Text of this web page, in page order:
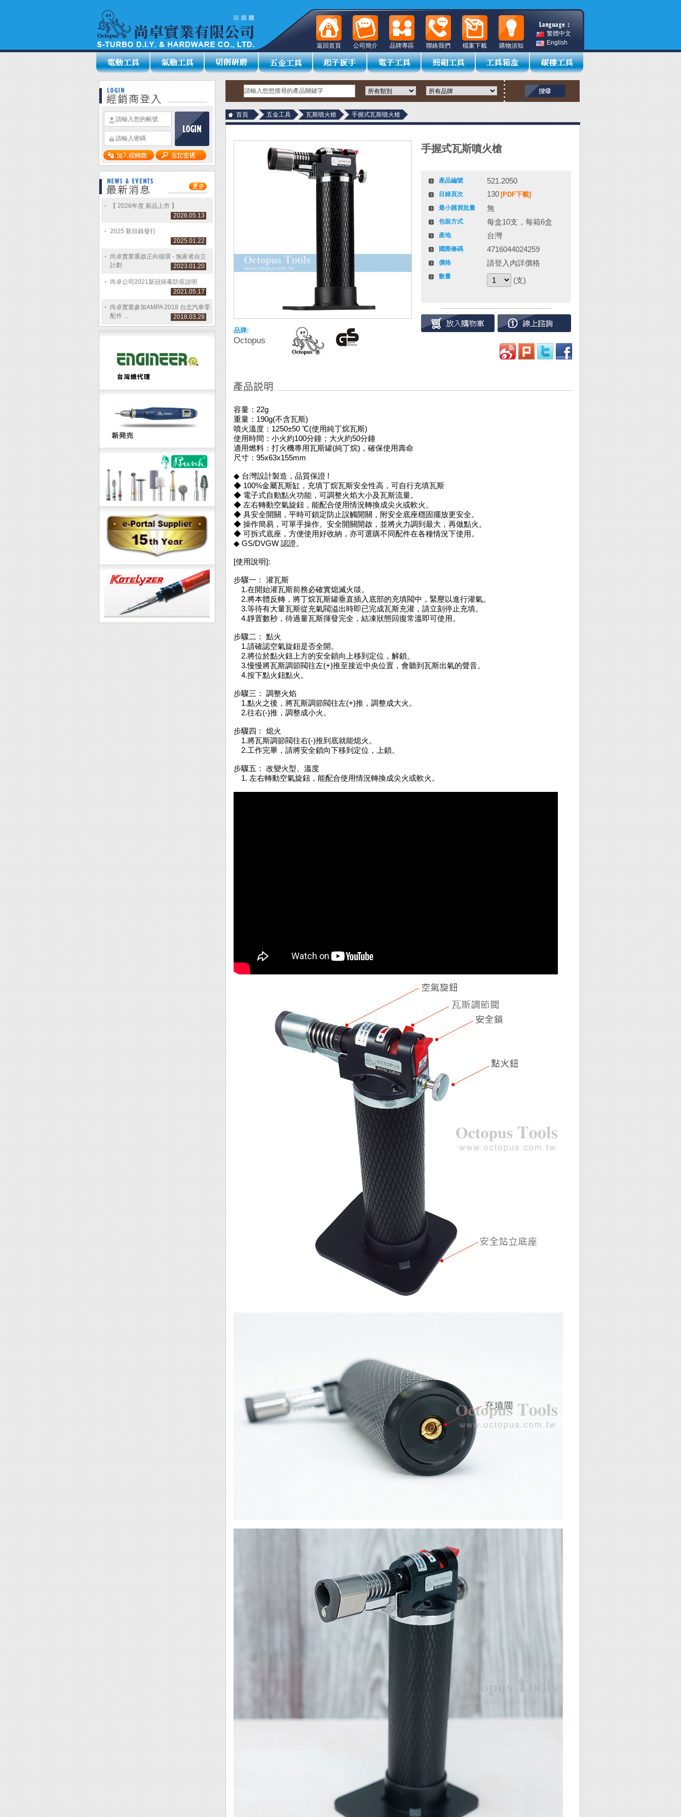
繁體中文
English
購物須知
檔案下載
聯絡我們
品牌專區
公司簡介
返回首頁
【 2026年度 新品上市 】
2026.05.13
2025 新目錄發行
2025.01.22
尚卓實業重啟正向循環 - 無家者自立
計劃
2023.01.20
尚卓公司2021新冠病毒防疫說明
2021.05.17
尚卓實業參加AMPA 2018 台北汽車零
配件 ...
2018.03.28
首頁 五金工具 瓦斯噴火槍 手握式瓦斯噴火槍
品牌:
Octopus
手握式瓦斯噴火槍
產品編號 521.2050
目錄頁次 130 [PDF下載]
最小購買批量 無
包裝方式 每盒10支，每箱6盒
產地 台灣
國際條碼 4716044024259
價格 請登入內詳價格
數量 (支)
容量：22g
重量：190g(不含瓦斯)
噴火溫度：1250±50 ℃(使用純丁烷瓦斯)
使用時間：小火約100分鐘；大火約50分鐘
適用燃料：打火機專用瓦斯罐(純丁烷)，確保使用壽命
尺寸：95x63x155mm
◆ 台灣設計製造，品質保證 !
◆ 100%金屬瓦斯缸，充填丁烷瓦斯安全性高，可自行充填瓦斯
◆ 電子式自動點火功能，可調整火焰大小及瓦斯流量。
◆ 左右轉動空氣旋鈕，能配合使用情況轉換成尖火或軟火。
◆ 具安全開關，平時可鎖定防止誤觸開關，附安全底座穩固擺放更安全。
◆ 操作簡易，可單手操作。安全開關開啟，並將火力調到最大，再做點火。
◆ 可拆式底座，方便使用好收納，亦可選購不同配件在各種情況下使用。
◆ GS/DVGW 認證。
[使用說明]:
步驟一： 灌瓦斯
1.在開始灌瓦斯前務必確實熄滅火燄。
2.將本體反轉，將丁烷瓦斯罐垂直插入底部的充填閥中，緊壓以進行灌氣。
3.等待有大量瓦斯從充氣閥溢出時即已完成瓦斯充灌，請立刻停止充填。
4.靜置數秒，待過量瓦斯揮發完全，結凍狀態回復常溫即可使用。
步驟二： 點火
1.請確認空氣旋鈕是否全開。
2.將位於點火鈕上方的安全鎖向上移到定位，解鎖。
3.慢慢將瓦斯調節閥往左(+)推至接近中央位置，會聽到瓦斯出氣的聲音。
4.按下點火鈕點火。
步驟三： 調整火焰
1.點火之後，將瓦斯調節閥往左(+)推，調整成大火。
2.往右(-)推，調整成小火。
步驟四： 熄火
1.將瓦斯調節閥往右(-)推到底就能熄火。
2.工作完畢，請將安全鎖向下移到定位，上鎖。
步驟五： 改變火型、溫度
1. 左右轉動空氣旋鈕，能配合使用情況轉換成尖火或軟火。